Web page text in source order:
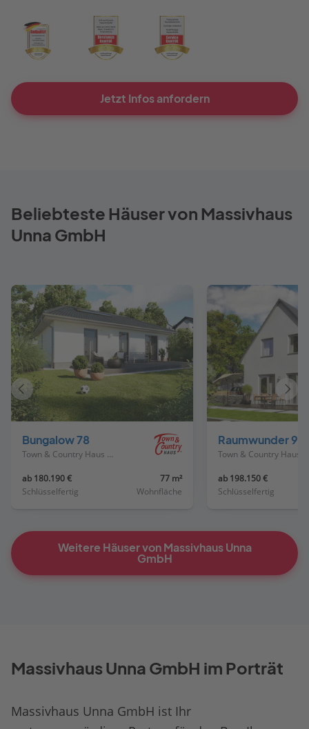
Jetzt Infos anfordern
Beliebteste Häuser von Massivhaus
Unna GmbH
Bungalow 78
Town & Country Haus Deutschland
ab 180.190 €
Schlüsselfertig
77 m²
Wohnfläche
Raumwunder 90
ab 198.150 €
Schlüsselfertig
Vorheriges
Haus
Haus
Weitere Häuser von Massivhaus Unna
GmbH
Massivhaus Unna GmbH im Porträt
Massivhaus Unna GmbH ist Ihr